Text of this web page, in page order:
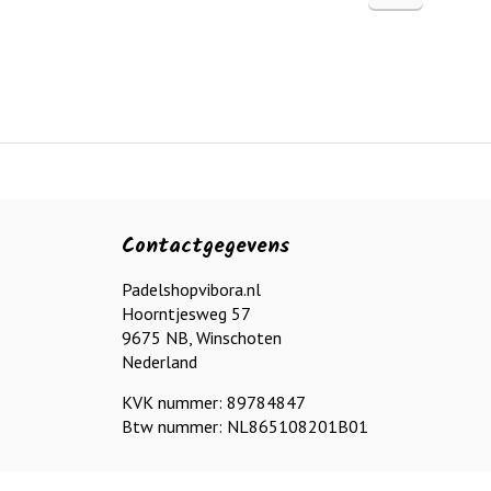
Contactgegevens
Padelshopvibora.nl
Hoorntjesweg 57
9675 NB, Winschoten
Nederland
KVK nummer: 89784847
Btw nummer: NL865108201B01